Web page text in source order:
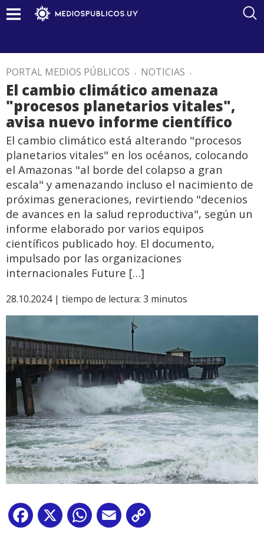
PORTAL MEDIOS PÚBLICOS . NOTICIAS .
El cambio climático amenaza
"procesos planetarios vitales",
avisa nuevo informe científico
El cambio climático está alterando "procesos
planetarios vitales" en los océanos, colocando
el Amazonas "al borde del colapso a gran
escala" y amenazando incluso el nacimiento de
próximas generaciones, revirtiendo "decenios
de avances en la salud reproductiva", según un
informe elaborado por varios equipos
científicos publicado hoy. El documento,
impulsado por las organizaciones
internacionales Future […]
28.10.2024 | tiempo de lectura: 3 minutos
Facebook
X WhatsApp
Email